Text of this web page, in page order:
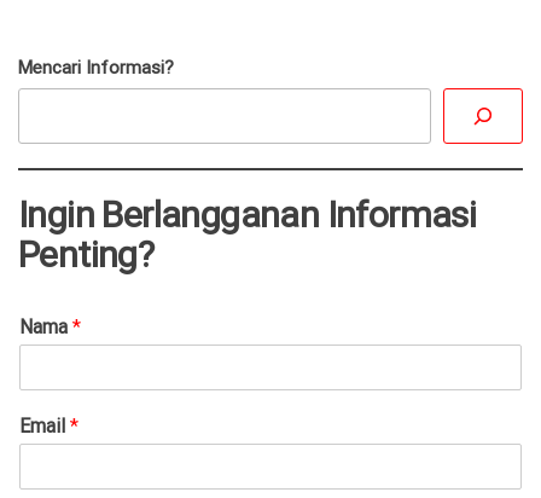
Mencari Informasi?
Ingin Berlangganan Informasi
Penting?
Nama *
Email *